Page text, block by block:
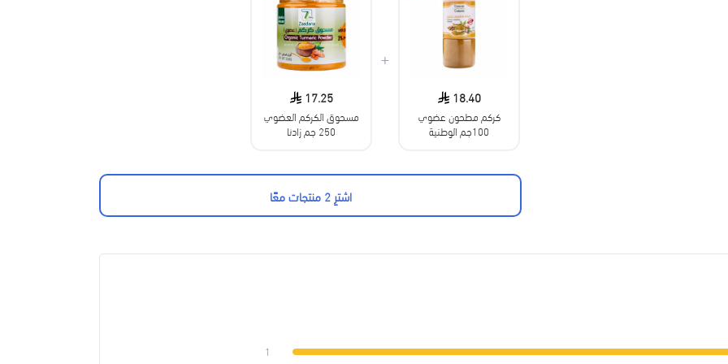
18.40
كركم مطحون عضوي
100جم الوطنية
+
17.25
مسحوق الكركم العضوي
250 جم زادنا
اشترِ 2 منتجات معًا
1